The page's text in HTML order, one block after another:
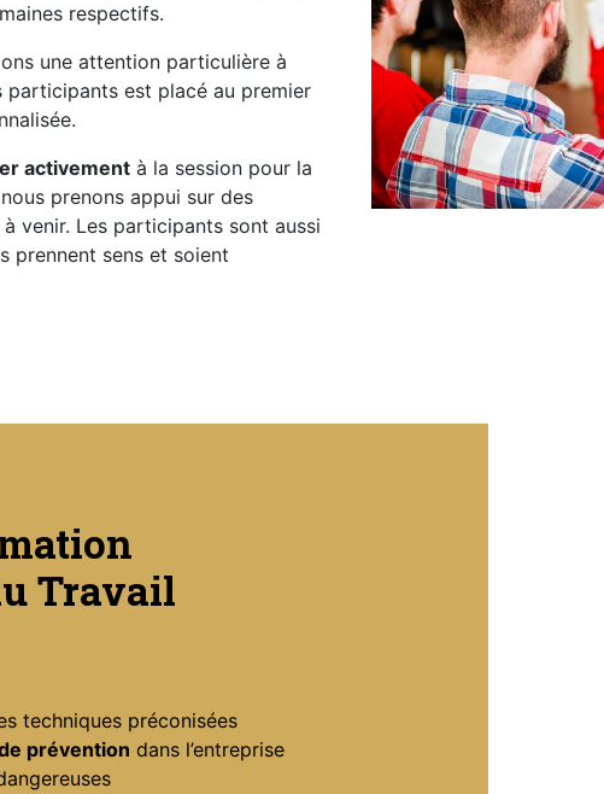
respectifs.
une attention particulière à
participants est placé au premier
activement à la session pour la
prenons appui sur des
venir. Les participants sont aussi
prennent sens et soient
Travail
techniques préconisées
prévention dans l’entreprise